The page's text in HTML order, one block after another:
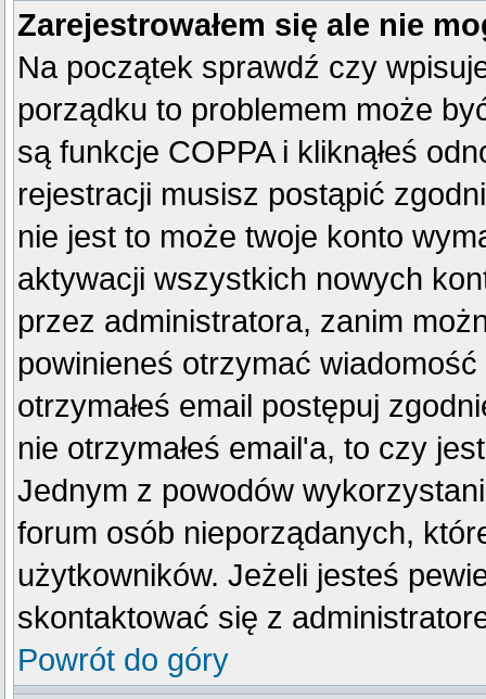
Zarejestrowałem się ale nie
Na początek sprawdź czy
porządku to problemem może
są funkcje COPPA i kliknąłeś
rejestracji musisz postąpić
nie jest to może twoje konto
aktywacji wszystkich nowych
przez administratora, zanim
powinieneś otrzymać
otrzymałeś email postępuj
nie otrzymałeś email'a, to czy
Jednym z powodów
forum osób nieporządanych,
użytkowników. Jeżeli jesteś
skontaktować się z
Powrót do góry